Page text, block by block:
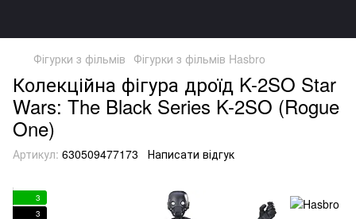
Фігурки з фільмів Фігурки з фільмів Hasbro
Колекційна фігура дроїд K-2SO Star
Wars: The Black Series K-2SO (Rogue
One)
Артикул: 630509477173 Написати відгук
3
3